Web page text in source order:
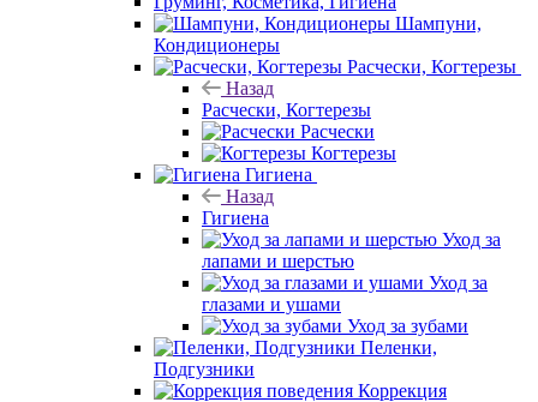
Шампуни,
Кондиционеры
Расчески, Когтерезы
Назад
Расчески, Когтерезы
Расчески
Когтерезы
Гигиена
Назад
Гигиена
Уход за
лапами и шерстью
Уход за
глазами и ушами
Уход за зубами
Пеленки,
Подгузники
Коррекция